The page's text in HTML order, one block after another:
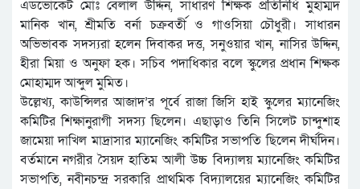
এডভোকেট মোঃ বেলাল উদ্দিন, সাধারণ শিক্ষক প্রতিনিধি মুহাম্মদ
মানিক খান, শ্রীমতি বর্না চক্রবর্তী ও গাওসিয়া চৌধুরী। সাধারন
অভিভাবক সদস্যরা হলেন দিবাকর দত্ত, সনুওয়ার খান, নাসির উদ্দিন,
হীরা মিয়া ও অনুফা হক। সচিব পদাধিকার বলে স্কুলের প্রধান শিক্ষক
মোহাম্মদ আব্দুল মুমিত।
উল্লেখ্য, কাউন্সিলর আজাদ’র পূর্বে রাজা জিসি হাই স্কুলের ম্যানেজিং
কমিটির শিক্ষানুরাগী সদস্য ছিলেন। এছাড়াও তিনি সিলেট চান্দুশাহ
জামেয়া দাখিল মাদ্রাসার ম্যানেজিং কমিটির সভাপতি ছিলেন দীর্ঘদিন।
বর্তমানে নগরীর সৈয়দ হাতিম আলী উচ্চ বিদ্যালয় ম্যানেজিং কমিটির
সভাপতি, নবীনচন্দ্র সরকারি প্রাথমিক বিদ্যালয়ের ম্যানেজিং কমিটির